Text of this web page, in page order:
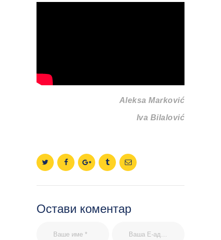
Aleksa Marković
Iva Bilalović
Остави коментар